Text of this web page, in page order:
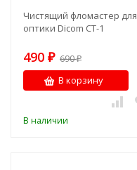
Чистящий фломастер для
оптики Dicom CT-1
490 ₽ 690₽
В корзину
В наличии